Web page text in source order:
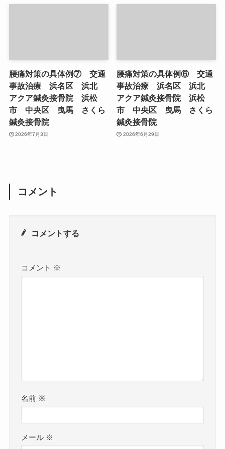
腰痛対策の具体例⑦ 交通
事故治療 浜名区 浜北
アクア鍼灸接骨院 浜松
市 中央区 曳馬 さくら
鍼灸接骨院
2026年7月3日
腰痛対策の具体例⑥ 交通
事故治療 浜名区 浜北
アクア鍼灸接骨院 浜松
市 中央区 曳馬 さくら
鍼灸接骨院
2026年6月29日
コメント
コメントする
コメント ※
名前 ※
メール ※